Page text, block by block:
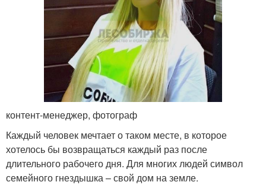
контент-менеджер, фотограф
Каждый человек мечтает о таком месте, в которое
хотелось бы возвращаться каждый раз после
длительного рабочего дня. Для многих людей символ
семейного гнездышка – свой дом на земле.